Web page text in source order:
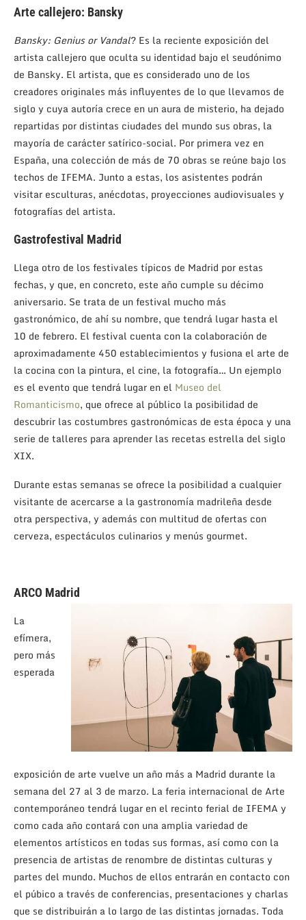
Arte callejero: Bansky
Bansky: Genius or Vandal? Es la reciente exposición del
artista callejero que oculta su identidad bajo el seudónimo
de Bansky. El artista, que es considerado uno de los
creadores originales más influyentes de lo que llevamos de
siglo y cuya autoría crece en un aura de misterio, ha dejado
repartidas por distintas ciudades del mundo sus obras, la
mayoría de carácter satírico-social. Por primera vez en
España, una colección de más de 70 obras se reúne bajo los
techos de IFEMA. Junto a estas, los asistentes podrán
visitar esculturas, anécdotas, proyecciones audiovisuales y
fotografías del artista.
Gastrofestival Madrid
Llega otro de los festivales típicos de Madrid por estas
fechas, y que, en concreto, este año cumple su décimo
aniversario. Se trata de un festival mucho más
gastronómico, de ahí su nombre, que tendrá lugar hasta el
10 de febrero. El festival cuenta con la colaboración de
aproximadamente 450 establecimientos y fusiona el arte de
la cocina con la pintura, el cine, la fotografía… Un ejemplo
es el evento que tendrá lugar en el Museo del
Romanticismo, que ofrece al público la posibilidad de
descubrir las costumbres gastronómicas de esta época y una
serie de talleres para aprender las recetas estrella del siglo
XIX.
Durante estas semanas se ofrece la posibilidad a cualquier
visitante de acercarse a la gastronomía madrileña desde
otra perspectiva, y además con multitud de ofertas con
cerveza, espectáculos culinarios y menús gourmet.
ARCO Madrid
La
efímera,
pero más
esperada
exposición de arte vuelve un año más a Madrid durante la
semana del 27 al 3 de marzo. La feria internacional de Arte
contemporáneo tendrá lugar en el recinto ferial de IFEMA y
como cada año contará con una amplia variedad de
elementos artísticos en todas sus formas, así como con la
presencia de artistas de renombre de distintas culturas y
partes del mundo. Muchos de ellos entrarán en contacto con
el púbico a través de conferencias, presentaciones y charlas
que se distribuirán a lo largo de las distintas jornadas. Toda